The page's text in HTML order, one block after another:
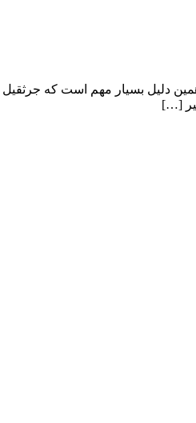
دلیل بسیار مهم است که
[…]